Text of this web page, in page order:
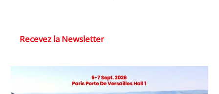
Recevez la Newsletter